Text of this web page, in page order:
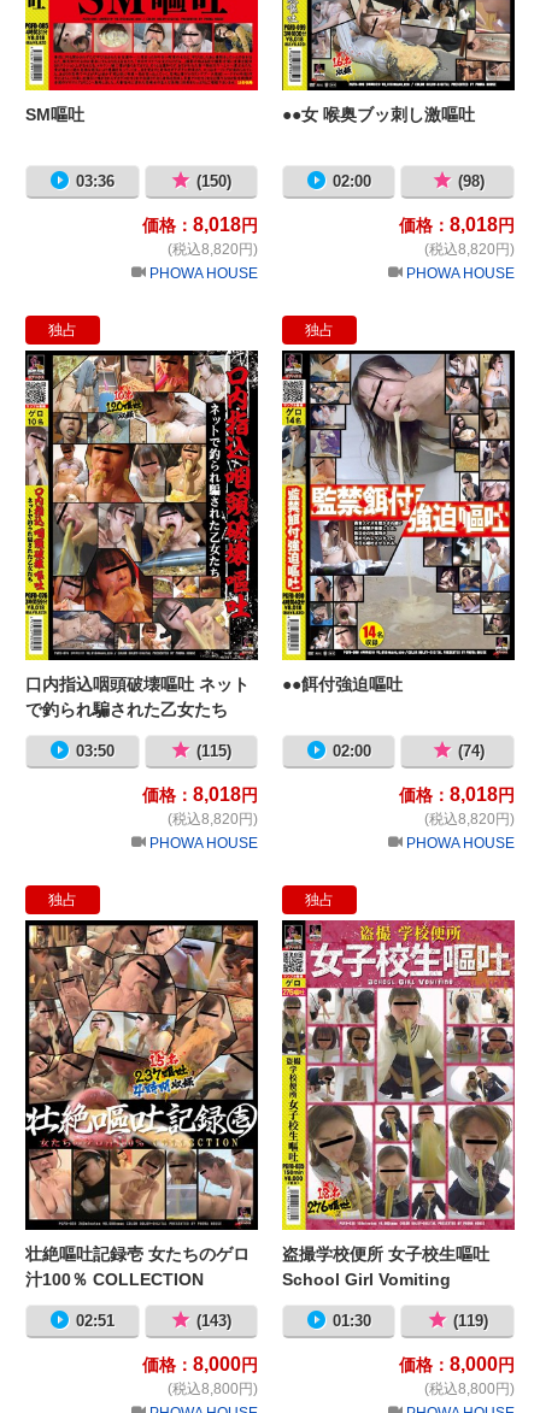
SM嘔吐
03:36 (150)
価格： 8,018円
(税込8,820円)
PHOWA HOUSE
●●女 喉奥ブッ刺し激嘔吐
02:00 (98)
価格： 8,018円
(税込8,820円)
PHOWA HOUSE
独占
口内指込咽頭破壊嘔吐 ネットで釣
口内指込咽頭破壊嘔吐 ネット
で釣られ騙された乙女たち
03:50 (115)
価格： 8,018円
(税込8,820円)
PHOWA HOUSE
独占
●●
●●餌付強迫嘔吐
02:00 (74)
価格： 8,018円
(税込8,820円)
PHOWA HOUSE
独占
壮絶嘔吐記録壱 女たちのゲロ汁100
壮絶嘔吐記録壱 女たちのゲロ
汁100％ COLLECTION
02:51 (143)
価格： 8,000円
(税込8,800円)
独占
盗
盗撮学校便所 女子校生嘔吐
School Girl Vomiting
01:30 (119)
価格： 8,000円
(税込8,800円)